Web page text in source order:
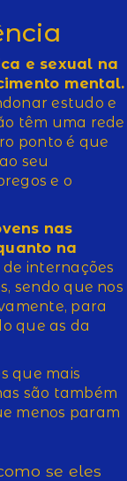
e sexual na
mental.
estudo e
têm uma rede
ponto é que
seu
e o
nas
na
internações
sendo que nos
para
que as da
que mais
são também
menos param
se eles